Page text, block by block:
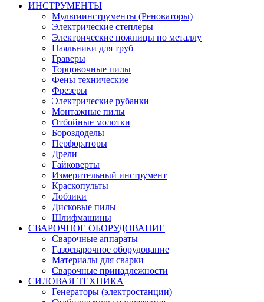
ИНСТРУМЕНТЫ
Мультиинструменты (Реноваторы)
Электрические степлеры
Электрические ножницы по металлу
Паяльники для труб
Граверы
Торцовочные пилы
Фены технические
Фрезеры
Электрические рубанки
Монтажные пилы
Отбойные молотки
Бороздоделы
Перфораторы
Дрели
Гайковерты
Измерительный инструмент
Краскопульты
Лобзики
Дисковые пилы
Шлифмашины
СВАРОЧНОЕ ОБОРУДОВАНИЕ
Сварочные аппараты
Газосварочное оборудование
Материалы для сварки
Сварочные принадлежности
СИЛОВАЯ ТЕХНИКА
Генераторы (электростанции)